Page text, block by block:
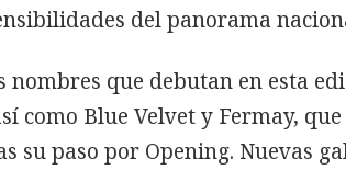
del panorama
nombres que debutan en esta
como Blue Velvet y Fermay,
su paso por Opening. Nuevas